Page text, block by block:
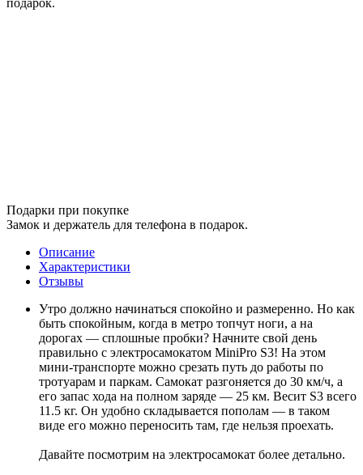
Подарки при покупке
Замок и держатель для телефона в подарок.
Описание
Характеристики
Отзывы
Утро должно начинаться спокойно и размеренно. Но как
быть спокойным, когда в метро топчут ноги, а на
дорогах — сплошные пробки? Начните свой день
правильно с электросамокатом MiniPro S3! На этом
мини-транспорте можно срезать путь до работы по
тротуарам и паркам. Самокат разгоняется до 30 км/ч, а
его запас хода на полном заряде — 25 км. Весит S3 всего
11.5 кг. Он удобно складывается пополам — в таком
виде его можно переносить там, где нельзя проехать.
Давайте посмотрим на электросамокат более детально.